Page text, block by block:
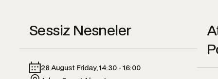
Sessiz Nesneler
28 August Friday, 14:30 - 16:00